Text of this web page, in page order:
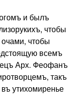
и былъ
чтобы
чтобы
всемъ
Арх. Феофанъ
такъ
утихомиренье